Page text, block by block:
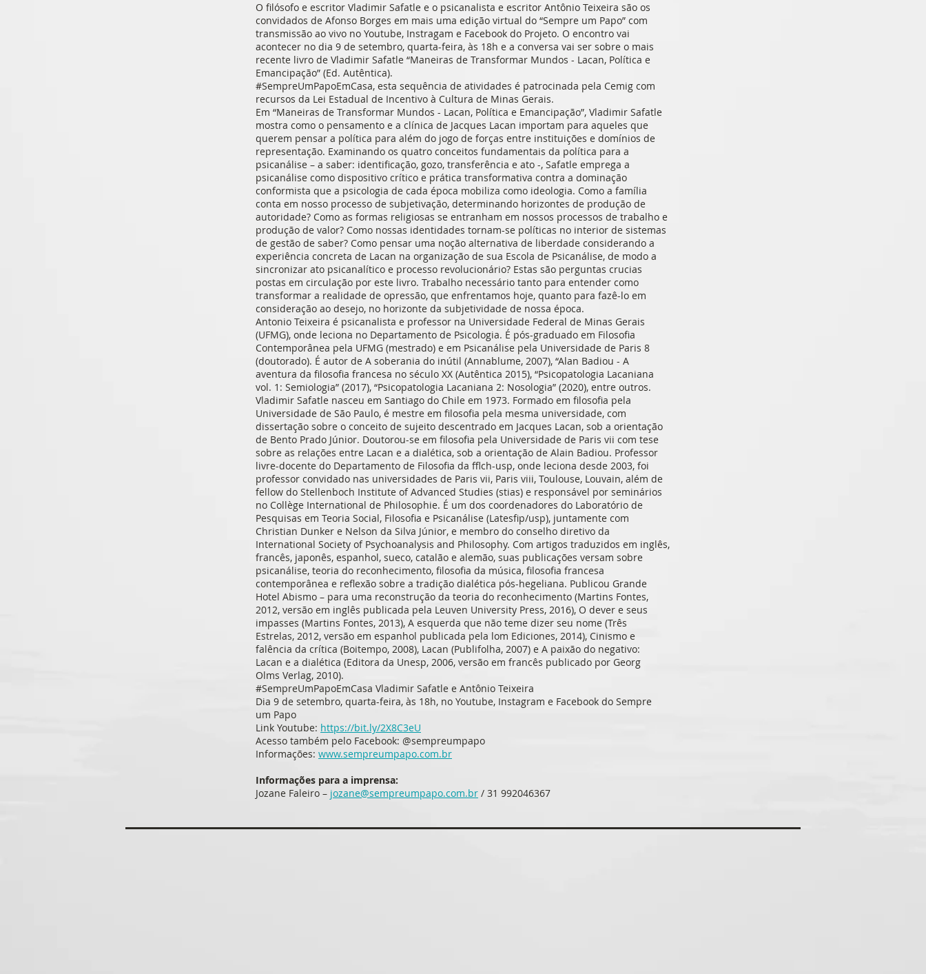
O filósofo e escritor Vladimir Safatle e o psicanalista e escritor Antônio Teixeira são os
convidados de Afonso Borges em mais uma edição virtual do “Sempre um Papo” com
transmissão ao vivo no Youtube, Instragam e Facebook do Projeto. O encontro vai
acontecer no dia 9 de setembro, quarta-feira, às 18h e a conversa vai ser sobre o mais
recente livro de Vladimir Safatle “Maneiras de Transformar Mundos - Lacan, Política e
Emancipação” (Ed. Autêntica).
#SempreUmPapoEmCasa, esta sequência de atividades é patrocinada pela Cemig com
recursos da Lei Estadual de Incentivo à Cultura de Minas Gerais.
Em “Maneiras de Transformar Mundos - Lacan, Política e Emancipação”, Vladimir Safatle
mostra como o pensamento e a clínica de Jacques Lacan importam para aqueles que
querem pensar a política para além do jogo de forças entre instituições e domínios de
representação. Examinando os quatro conceitos fundamentais da política para a
psicanálise – a saber: identificação, gozo, transferência e ato -, Safatle emprega a
psicanálise como dispositivo crítico e prática transformativa contra a dominação
conformista que a psicologia de cada época mobiliza como ideologia. Como a família
conta em nosso processo de subjetivação, determinando horizontes de produção de
autoridade? Como as formas religiosas se entranham em nossos processos de trabalho e
produção de valor? Como nossas identidades tornam-se políticas no interior de sistemas
de gestão de saber? Como pensar uma noção alternativa de liberdade considerando a
experiência concreta de Lacan na organização de sua Escola de Psicanálise, de modo a
sincronizar ato psicanalítico e processo revolucionário? Estas são perguntas crucias
postas em circulação por este livro. Trabalho necessário tanto para entender como
transformar a realidade de opressão, que enfrentamos hoje, quanto para fazê-lo em
consideração ao desejo, no horizonte da subjetividade de nossa época.
Antonio Teixeira é psicanalista e professor na Universidade Federal de Minas Gerais
(UFMG), onde leciona no Departamento de Psicologia. É pós-graduado em Filosofia
Contemporânea pela UFMG (mestrado) e em Psicanálise pela Universidade de Paris 8
(doutorado). É autor de A soberania do inútil (Annablume, 2007), “Alan Badiou - A
aventura da filosofia francesa no século XX (Autêntica 2015), “Psicopatologia Lacaniana
vol. 1: Semiologia” (2017), “Psicopatologia Lacaniana 2: Nosologia” (2020), entre outros.
Vladimir Safatle nasceu em Santiago do Chile em 1973. Formado em filosofia pela
Universidade de São Paulo, é mestre em filosofia pela mesma universidade, com
dissertação sobre o conceito de sujeito descentrado em Jacques Lacan, sob a orientação
de Bento Prado Júnior. Doutorou-se em filosofia pela Universidade de Paris vii com tese
sobre as relações entre Lacan e a dialética, sob a orientação de Alain Badiou. Professor
livre-docente do Departamento de Filosofia da fflch-usp, onde leciona desde 2003, foi
professor convidado nas universidades de Paris vii, Paris viii, Toulouse, Louvain, além de
fellow do Stellenboch Institute of Advanced Studies (stias) e responsável por seminários
no Collège International de Philosophie. É um dos coordenadores do Laboratório de
Pesquisas em Teoria Social, Filosofia e Psicanálise (Latesfip/usp), juntamente com
Christian Dunker e Nelson da Silva Júnior, e membro do conselho diretivo da
International Society of Psychoanalysis and Philosophy. Com artigos traduzidos em inglês,
francês, japonês, espanhol, sueco, catalão e alemão, suas publicações versam sobre
psicanálise, teoria do reconhecimento, filosofia da música, filosofia francesa
contemporânea e reflexão sobre a tradição dialética pós-hegeliana. Publicou Grande
Hotel Abismo – para uma reconstrução da teoria do reconhecimento (Martins Fontes,
2012, versão em inglês publicada pela Leuven University Press, 2016), O dever e seus
impasses (Martins Fontes, 2013), A esquerda que não teme dizer seu nome (Três
Estrelas, 2012, versão em espanhol publicada pela lom Ediciones, 2014), Cinismo e
falência da crítica (Boitempo, 2008), Lacan (Publifolha, 2007) e A paixão do negativo:
Lacan e a dialética (Editora da Unesp, 2006, versão em francês publicado por Georg
Olms Verlag, 2010).
#SempreUmPapoEmCasa Vladimir Safatle e Antônio Teixeira
Dia 9 de setembro, quarta-feira, às 18h, no Youtube, Instagram e Facebook do Sempre
um Papo
Link Youtube: https://bit.ly/2X8C3eU
Acesso também pelo Facebook: @sempreumpapo
Informações: www.sempreumpapo.com.br
Informações para a imprensa:
Jozane Faleiro – jozane@sempreumpapo.com.br / 31 992046367